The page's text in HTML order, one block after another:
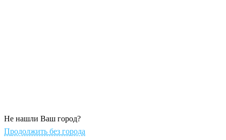
Не нашли Ваш город?
Продолжить без города